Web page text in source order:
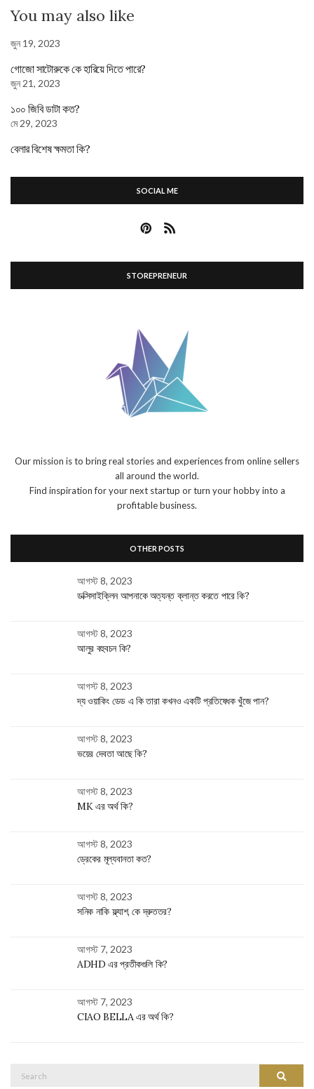
You may also like
জুন 19, 2023
গোজো সাটোরুকে কে হারিয়ে দিতে পারে?
জুন 21, 2023
১০০ জিবি ডাটা কত?
মে 29, 2023
বেলার বিশেষ ক্ষমতা কি?
SOCIAL ME
STOREPRENEUR
Our mission is to bring real stories and experiences from online sellers
all around the world.
Find inspiration for your next startup or turn your hobby into a
profitable business.
OTHER POSTS
আগস্ট 8, 2023
ডক্সিসাইক্লিন আপনাকে অত্যন্ত ক্লান্ত করতে পারে কি?
আগস্ট 8, 2023
আলুর বহুবচন কি?
আগস্ট 8, 2023
দ্য ওয়াকিং ডেড এ কি তারা কখনও একটি প্রতিষেধক খুঁজে পান?
আগস্ট 8, 2023
ভয়ের দেবতা আছে কি?
আগস্ট 8, 2023
MK এর অর্থ কি?
আগস্ট 8, 2023
ড্রেকের মূল্যবানতা কত?
আগস্ট 8, 2023
সনিক নাকি ফ্ল্যাশ, কে দ্রুততর?
আগস্ট 7, 2023
ADHD এর প্রতীকগুলি কি?
আগস্ট 7, 2023
CIAO BELLA এর অর্থ কি?